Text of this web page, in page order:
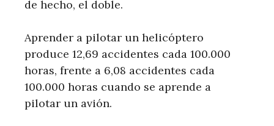
de hecho, el doble.
Aprender a pilotar un helicóptero
produce 12,69 accidentes cada 100.000
horas, frente a 6,08 accidentes cada
100.000 horas cuando se aprende a
pilotar un avión.